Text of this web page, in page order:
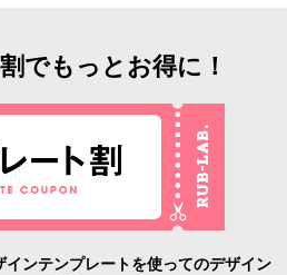
でもっとお得に！
ンテンプレートを使ってのデザイン